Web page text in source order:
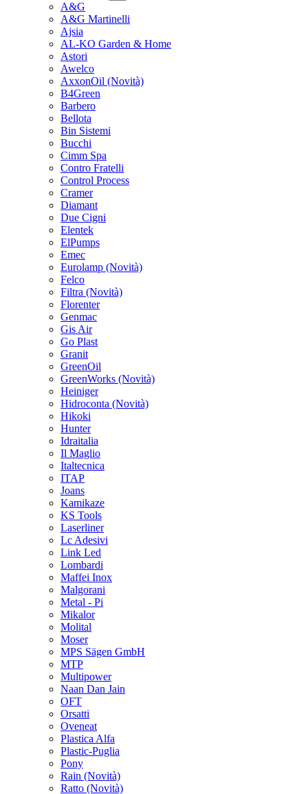
A&G
A&G Martinelli
Ajsia
AL-KO Garden & Home
Astori
Awelco
AxxonOil (Novità)
B4Green
Barbero
Bellota
Bin Sistemi
Bucchi
Cimm Spa
Contro Fratelli
Control Process
Cramer
Diamant
Due Cigni
Elentek
ElPumps
Emec
Eurolamp (Novità)
Felco
Filtra (Novità)
Florenter
Genmac
Gis Air
Go Plast
Granit
GreenOil
GreenWorks (Novità)
Heiniger
Hidroconta (Novità)
Hikoki
Hunter
Idraitalia
Il Maglio
Italtecnica
ITAP
Joans
Kamikaze
KS Tools
Laserliner
Lc Adesivi
Link Led
Lombardi
Maffei Inox
Malgorani
Metal - Pi
Mikalor
Molital
Moser
MPS Sägen GmbH
MTP
Multipower
Naan Dan Jain
OFT
Orsatti
Oveneat
Plastica Alfa
Plastic-Puglia
Pony
Rain (Novità)
Ratto (Novità)